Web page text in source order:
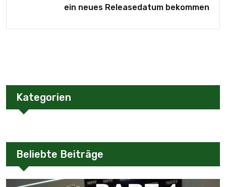
ein neues Releasedatum bekommen
Kategorien
Beliebte Beiträge